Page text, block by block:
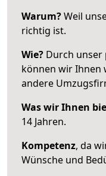
Warum?Weil
richtig ist.
Wie? Durch unser
können wir Ihnen
andere
Was wir Ihnen
14 Jahren.
Kompetenz, da
Wünsche und